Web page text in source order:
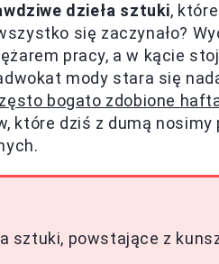
dzieła sztuki,
się zaczynało?
pracy, a w kącie
mody stara się
bogato zdobione
które dziś z dumą
sztuki, powstające z